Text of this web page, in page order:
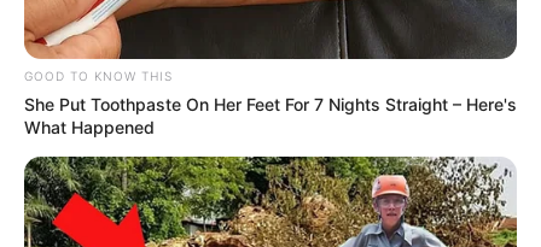
GOOD TO KNOW THIS
She Put Toothpaste On Her Feet For 7 Nights Straight – Here's
What Happened